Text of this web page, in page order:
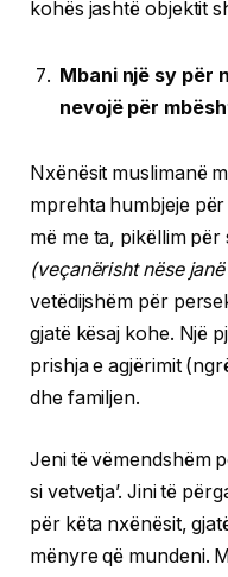
kohës jashtë objektit
Mbani një sy për
nevojë për
Nxënësit muslimanë
mprehta humbjeje
më me ta, pikëllim
(veçanërisht nëse
vetëdijshëm për
gjatë kësaj kohe. Një
prishja e agjërimit
dhe familjen.
Jeni të vëmendshëm
si vetvetja’. Jini të
për këta nxënësit,
mënyre që mundeni.